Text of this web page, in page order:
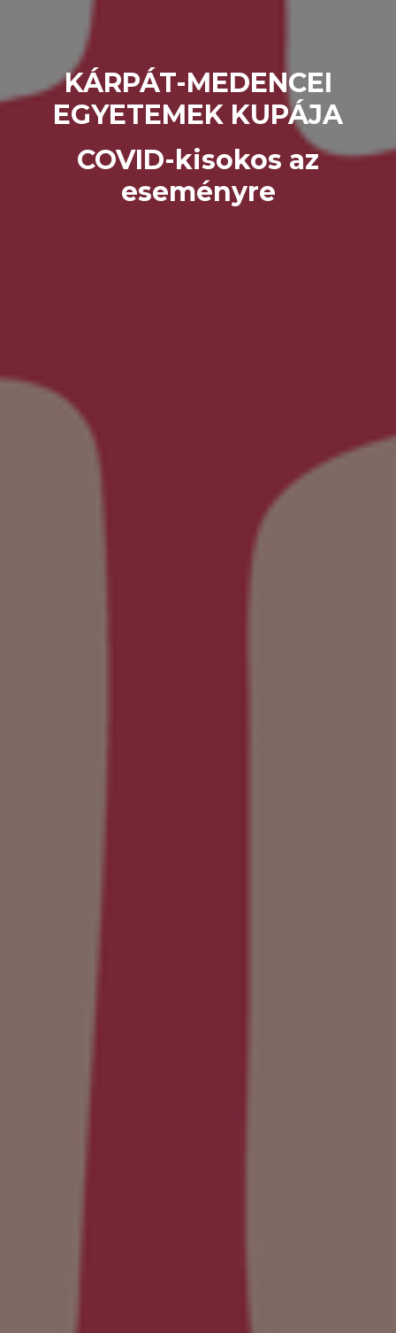
KÁRPÁT-MEDENCEI
EGYETEMEK KUPÁJA
COVID-kisokos az
eseményre